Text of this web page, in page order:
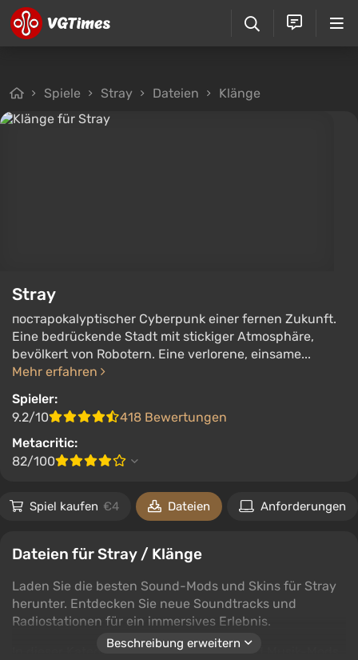
Spiele Stray Dateien Klänge
Stray
постapokalyptischer Cyberpunk einer fernen Zukunft.
Eine bedrückende Stadt mit stickiger Atmosphäre,
bevölkert von Robotern. Eine verlorene, einsame...
Mehr erfahren
Spieler:
9.2/10
418 Bewertungen
Metacritic:
82/100
Spiel kaufen €4 Dateien Anforderungen
Dateien für Stray / Klänge
Laden Sie die besten Sound-Mods und Skins für Stray
herunter. Entdecken Sie neue Soundtracks und
Radiostationen für ein immersives Erlebnis.
In dieser Kategorie finden Sie Sound- und Musik-Mods
Beschreibung erweitern